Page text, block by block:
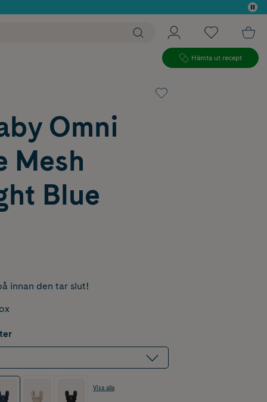
Hämta ut recept
Omni
Mesh
Blue
innan den tar slut!
Visa alla